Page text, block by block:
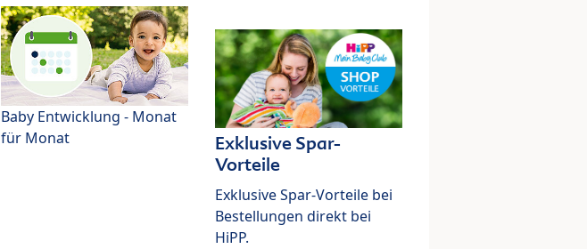
Baby Entwicklung - Monat
für Monat
Exklusive Spar-
Vorteile
Exklusive Spar-Vorteile bei
Bestellungen direkt bei
HiPP.